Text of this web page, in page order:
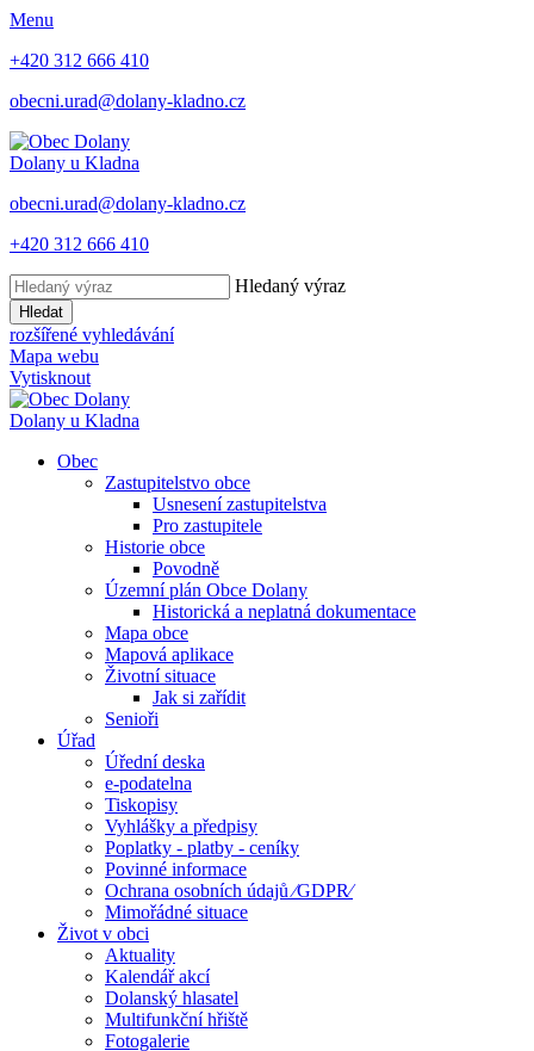
Menu
+420 312 666 410
obecni.urad@dolany-kladno.cz
Dolany u Kladna
obecni.urad@dolany-kladno.cz
+420 312 666 410
Hledaný výraz
Hledat
rozšířené vyhledávání
Mapa webu
Vytisknout
Dolany u Kladna
Obec
Zastupitelstvo obce
Usnesení zastupitelstva
Pro zastupitele
Historie obce
Povodně
Územní plán Obce Dolany
Historická a neplatná dokumentace
Mapa obce
Mapová aplikace
Životní situace
Jak si zařídit
Senioři
Úřad
Úřední deska
e-podatelna
Tiskopisy
Vyhlášky a předpisy
Poplatky - platby - ceníky
Povinné informace
Ochrana osobních údajů ⁄GDPR⁄
Mimořádné situace
Život v obci
Aktuality
Kalendář akcí
Dolanský hlasatel
Multifunkční hřiště
Fotogalerie